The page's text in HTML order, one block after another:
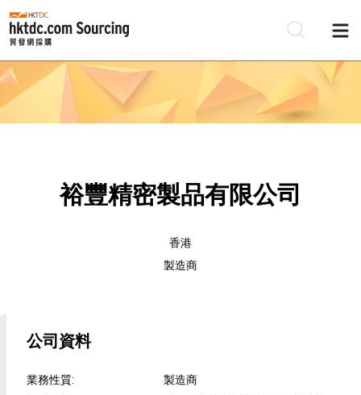
裕豐精密製品有限公司
香港
製造商
公司資料
業務性質:
製造商